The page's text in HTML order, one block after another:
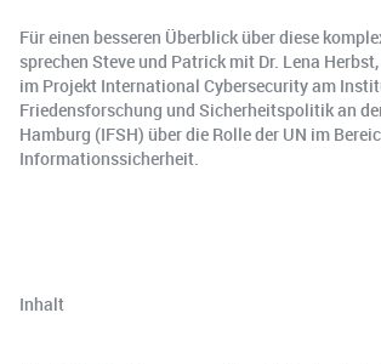
Für einen besseren Überblick über diese
sprechen Steve und Patrick mit Dr. Lena
im Projekt International Cybersecurity am
Friedensforschung und Sicherheitspolitik an
Hamburg (IFSH) über die Rolle der UN im
Informationssicherheit.
Inhalt